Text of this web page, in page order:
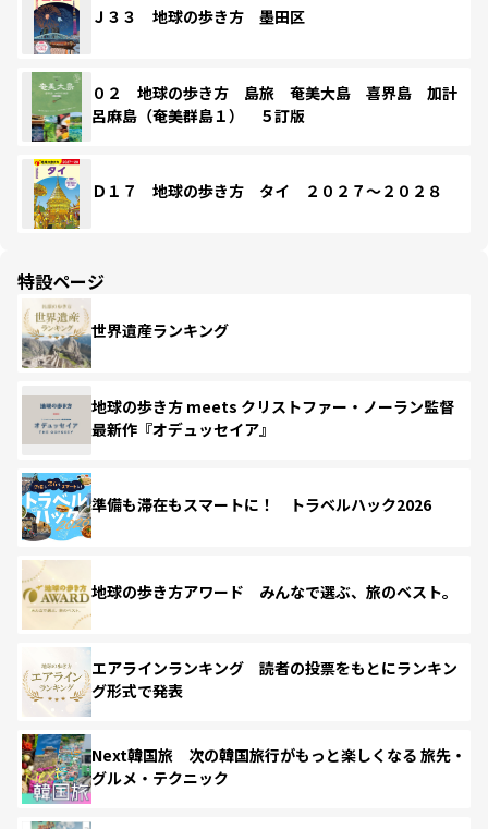
Ｊ３３ 地球の歩き方 墨田区
０２ 地球の歩き方 島旅 奄美大島 喜界島 加計
呂麻島（奄美群島１） ５訂版
Ｄ１７ 地球の歩き方 タイ ２０２７～２０２８
特設ページ
世界遺産ランキング
地球の歩き方 meets クリストファー・ノーラン監督
最新作『オデュッセイア』
準備も滞在もスマートに！ トラベルハック2026
地球の歩き方アワード みんなで選ぶ、旅のベスト。
エアラインランキング 読者の投票をもとにランキン
グ形式で発表
Next韓国旅 次の韓国旅行がもっと楽しくなる 旅先・
グルメ・テクニック